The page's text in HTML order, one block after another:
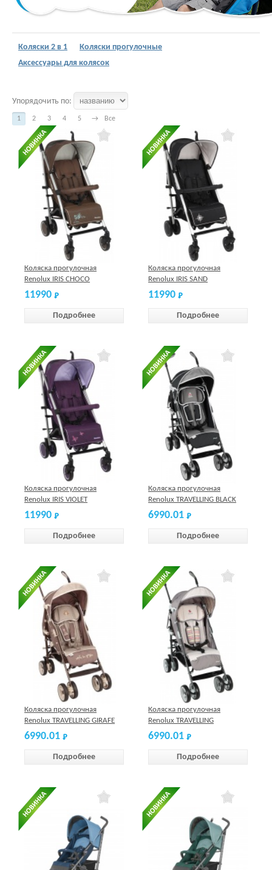
Коляски 2 в 1
Коляски прогулочные
Аксессуары для колясок
Упорядочить по:
1 2 3 4 5 → Все
Коляска прогулочная
Renolux IRIS CHOCO
11990
Подробнее
Коляска прогулочная
Renolux IRIS SAND
11990
Подробнее
Коляска прогулочная
Renolux IRIS VIOLET
11990
Подробнее
Коляска прогулочная
Renolux TRAVELLING BLACK
6990.01
Подробнее
Коляска прогулочная
Renolux TRAVELLING GIRAFE
6990.01
Подробнее
Коляска прогулочная
Renolux TRAVELLING
GOURMAN
6990.01
Подробнее